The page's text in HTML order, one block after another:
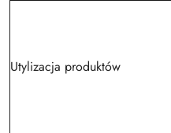
Utylizacja produktów